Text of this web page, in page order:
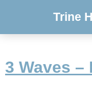
Trine
3 Waves